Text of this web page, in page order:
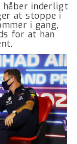
håber inderligt
at stoppe i
i gang,
for at han